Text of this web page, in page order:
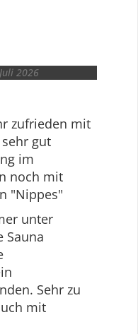
Juli 2026
zufrieden mit
gut
im
noch mit
"Nippes"
unter
Sauna
Sehr zu
mit